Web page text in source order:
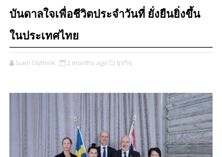
บันดาลใจเพื่อชีวิตประจำวันที่ ยั่งยืนยิ่งขึ้น
ในประเทศไทย
Siam Outlook 2 months ago ธุรกิจ,